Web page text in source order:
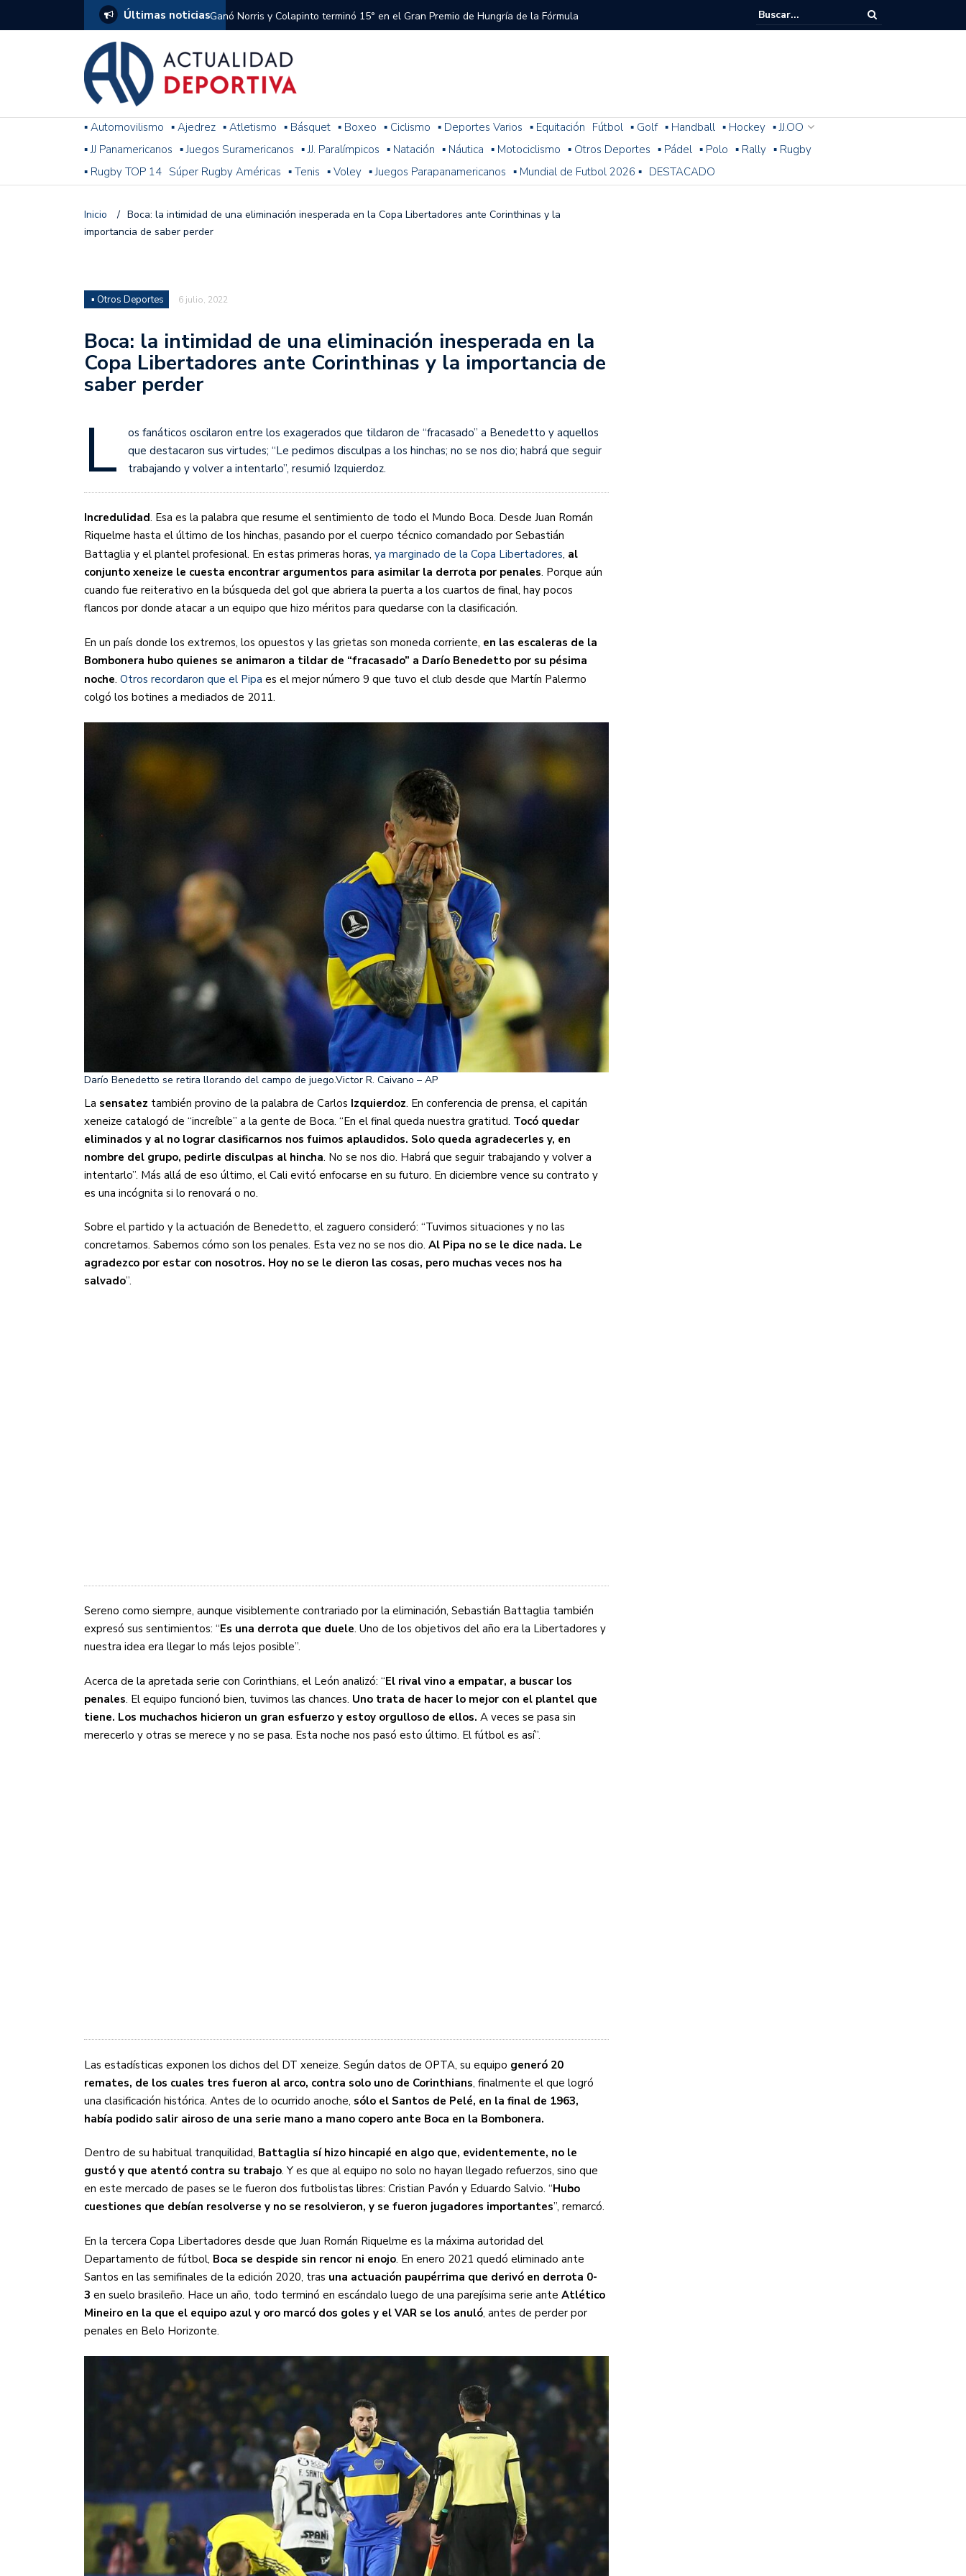
Últimas noticiasGanó Norris y Colapinto terminó 15° en el Gran Premio de Hungría de la Fórmula
1
El penal de Barracas Central a River que el árbitro y el VAR no cobraron en el
Monumental
Se jugó una nueva fecha del Torneo del Interior Copa Zurich
Arrancó el Torneo Clausura: resultados, posiciones y cómo sigue la fecha 1
Franco Colapinto giró sin problemas y terminó 14° la última práctica para el
F1: tras las sanciones y con Colapinto en el P13, así se largará el GP de Hungría
en la historia grande del club”
Nicolás Otamendi regresa al fútbol argentino después de 16 años: del orgullo
Boca ganó con lo justo ante O’Higgins gracias a la jerarquía de Paredes: una
diferencia y un juego que no dan paz para ir a Rancagua
El Nacional de Clubes A llega a Córdoba con el histórico regreso de Diego
Simonet
Lista de la selección femenina de Argentina para la Copa Mundial de Hockey FIH
2026
Lista de la selección masculina de Argentina para la Copa Mundial de Hockey
FIH 2026
Sudamericana
Empieza el Clausura: las diez cosas que tenés que saber
▪ Automovilismo ▪ Ajedrez ▪ Atletismo ▪ Básquet ▪ Boxeo ▪ Ciclismo ▪ Deportes Varios ▪ Equitación Fútbol ▪ Golf ▪ Handball ▪ Hockey ▪ JJ.OO
▪ JJ Panamericanos ▪ Juegos Suramericanos ▪ JJ. Paralímpicos ▪ Natación ▪ Náutica ▪ Motociclismo ▪ Otros Deportes ▪ Pádel ▪ Polo ▪ Rally ▪ Rugby
▪ Rugby TOP 14 Súper Rugby Américas ▪ Tenis ▪ Voley ▪ Juegos Parapanamericanos ▪ Mundial de Futbol 2026 ▪ DESTACADO
Inicio / Boca: la intimidad de una eliminación inesperada en la Copa Libertadores ante Corinthinas y la
importancia de saber perder
▪ Otros Deportes 6 julio, 2022
Boca: la intimidad de una eliminación inesperada en la
Copa Libertadores ante Corinthinas y la importancia de
saber perder
L
os fanáticos oscilaron entre los exagerados que tildaron de “fracasado” a Benedetto y aquellos
que destacaron sus virtudes; “Le pedimos disculpas a los hinchas; no se nos dio; habrá que seguir
trabajando y volver a intentarlo”, resumió Izquierdoz.
Incredulidad. Esa es la palabra que resume el sentimiento de todo el Mundo Boca. Desde Juan Román
Riquelme hasta el último de los hinchas, pasando por el cuerpo técnico comandado por Sebastián
Battaglia y el plantel profesional. En estas primeras horas, ya marginado de la Copa Libertadores, al
conjunto xeneize le cuesta encontrar argumentos para asimilar la derrota por penales. Porque aún
cuando fue reiterativo en la búsqueda del gol que abriera la puerta a los cuartos de final, hay pocos
flancos por donde atacar a un equipo que hizo méritos para quedarse con la clasificación.
En un país donde los extremos, los opuestos y las grietas son moneda corriente, en las escaleras de la
Bombonera hubo quienes se animaron a tildar de “fracasado” a Darío Benedetto por su pésima
noche. Otros recordaron que el Pipa es el mejor número 9 que tuvo el club desde que Martín Palermo
colgó los botines a mediados de 2011.
Darío Benedetto se retira llorando del campo de juego.Victor R. Caivano – AP
La sensatez también provino de la palabra de Carlos Izquierdoz. En conferencia de prensa, el capitán
xeneize catalogó de “increíble” a la gente de Boca. “En el final queda nuestra gratitud. Tocó quedar
eliminados y al no lograr clasificarnos nos fuimos aplaudidos. Solo queda agradecerles y, en
nombre del grupo, pedirle disculpas al hincha. No se nos dio. Habrá que seguir trabajando y volver a
intentarlo”. Más allá de eso último, el Cali evitó enfocarse en su futuro. En diciembre vence su contrato y
es una incógnita si lo renovará o no.
Sobre el partido y la actuación de Benedetto, el zaguero consideró: “Tuvimos situaciones y no las
concretamos. Sabemos cómo son los penales. Esta vez no se nos dio. Al Pipa no se le dice nada. Le
agradezco por estar con nosotros. Hoy no se le dieron las cosas, pero muchas veces nos ha
salvado”.
Sereno como siempre, aunque visiblemente contrariado por la eliminación, Sebastián Battaglia también
expresó sus sentimientos: “Es una derrota que duele. Uno de los objetivos del año era la Libertadores y
nuestra idea era llegar lo más lejos posible”.
Acerca de la apretada serie con Corinthians, el León analizó: “El rival vino a empatar, a buscar los
penales. El equipo funcionó bien, tuvimos las chances. Uno trata de hacer lo mejor con el plantel que
tiene. Los muchachos hicieron un gran esfuerzo y estoy orgulloso de ellos. A veces se pasa sin
merecerlo y otras se merece y no se pasa. Esta noche nos pasó esto último. El fútbol es así”.
Las estadísticas exponen los dichos del DT xeneize. Según datos de OPTA, su equipo generó 20
remates, de los cuales tres fueron al arco, contra solo uno de Corinthians, finalmente el que logró
una clasificación histórica. Antes de lo ocurrido anoche, sólo el Santos de Pelé, en la final de 1963,
había podido salir airoso de una serie mano a mano copero ante Boca en la Bombonera.
Dentro de su habitual tranquilidad, Battaglia sí hizo hincapié en algo que, evidentemente, no le
gustó y que atentó contra su trabajo. Y es que al equipo no solo no hayan llegado refuerzos, sino que
en este mercado de pases se le fueron dos futbolistas libres: Cristian Pavón y Eduardo Salvio. “Hubo
cuestiones que debían resolverse y no se resolvieron, y se fueron jugadores importantes”, remarcó.
En la tercera Copa Libertadores desde que Juan Román Riquelme es la máxima autoridad del
Departamento de fútbol, Boca se despide sin rencor ni enojo. En enero 2021 quedó eliminado ante
Santos en las semifinales de la edición 2020, tras una actuación paupérrima que derivó en derrota 0-
3 en suelo brasileño. Hace un año, todo terminó en escándalo luego de una parejísima serie ante Atlético
Mineiro en la que el equipo azul y oro marcó dos goles y el VAR se los anuló, antes de perder por
penales en Belo Horizonte.